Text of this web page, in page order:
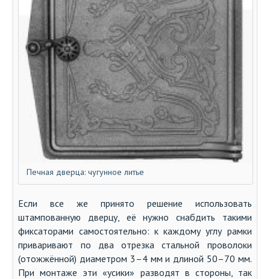
Печная дверца: чугунное литье
Если все же принято решение использовать
штампованную дверцу, её нужно снабдить такими
фиксаторами самостоятельно: к каждому углу рамки
приваривают по два отрезка стальной проволоки
(отожжённой) диаметром 3–4 мм и длиной 50–70 мм.
При монтаже эти «усики» разводят в стороны, так